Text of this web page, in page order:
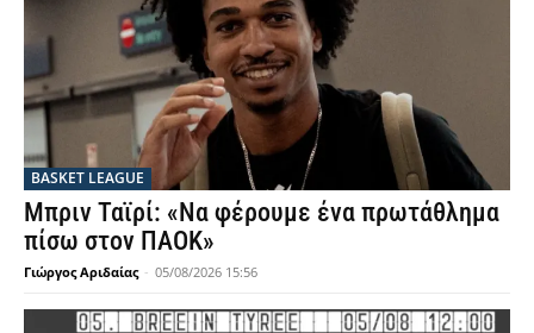
BASKET LEAGUE
Μπριν Ταϊρί: «Να φέρουμε ένα πρωτάθλημα
πίσω στον ΠΑΟΚ»
Γιώργος Αριδαίας - 05/08/2026 15:56